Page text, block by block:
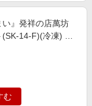
い』発祥の店萬坊
14-F)(冷凍) 父
り寄せグルメ ギフ
む